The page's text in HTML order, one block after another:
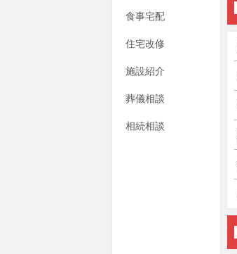
食事宅配
住宅改修
施設紹介
葬儀相談
相続相談